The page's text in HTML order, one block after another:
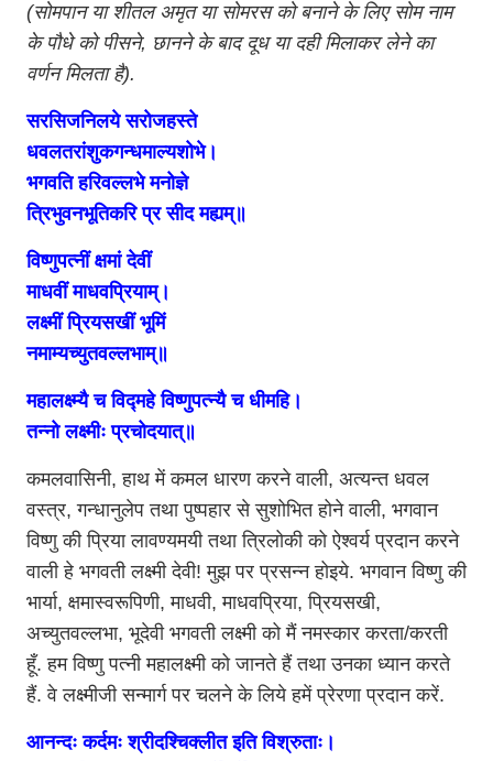
(सोमपान या शीतल अमृत या सोमरस को बनाने के लिए सोम नाम
के पौधे को पीसने, छानने के बाद दूध या दही मिलाकर लेने का
वर्णन मिलता है).
सरसिजनिलये सरोजहस्ते
धवलतरांशुकगन्धमाल्यशोभे।
भगवति हरिवल्लभे मनोज्ञे
त्रिभुवनभूतिकरि प्र सीद मह्यम्॥
विष्णुपत्नीं क्षमां देवीं
माधवीं माधवप्रियाम्।
लक्ष्मीं प्रियसखीं भूमिं
नमाम्यच्युतवल्लभाम्॥
महालक्ष्म्यै च विद्महे विष्णुपत्न्यै च धीमहि।
तन्नो लक्ष्मीः प्रचोदयात्॥
कमलवासिनी, हाथ में कमल धारण करने वाली, अत्यन्त धवल
वस्त्र, गन्धानुलेप तथा पुष्पहार से सुशोभित होने वाली, भगवान
विष्णु की प्रिया लावण्यमयी तथा त्रिलोकी को ऐश्वर्य प्रदान करने
वाली हे भगवती लक्ष्मी देवी! मुझ पर प्रसन्न होइये. भगवान विष्णु की
भार्या, क्षमास्वरूपिणी, माधवी, माधवप्रिया, प्रियसखी,
अच्युतवल्लभा, भूदेवी भगवती लक्ष्मी को मैं नमस्कार करता/करती
हूँ. हम विष्णु पत्नी महालक्ष्मी को जानते हैं तथा उनका ध्यान करते
हैं. वे लक्ष्मीजी सन्मार्ग पर चलने के लिये हमें प्रेरणा प्रदान करें.
आनन्दः कर्दमः श्रीदश्चिक्लीत इति विश्रुताः।